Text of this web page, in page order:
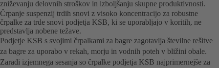
zniževanju delovnih stroškov in izboljšanju skupne produktivnosti.
Črpanje suspenzij trdih snovi z visoko koncentracijo za robustne
črpalke za trde snovi podjetja KSB, ki se uporabljajo v koritih, ne
predstavlja nobene težave.
Podjetje KSB s svojimi črpalkami za bagre zagotavlja številne rešitve
za bagre za uporabo v rekah, morju in vodnih poteh v bližini obale.
Zaradi izjemnega sesanja so črpalke podjetja KSB najprimernejše za